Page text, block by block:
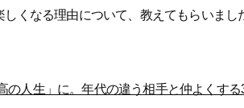
くなる理由について、教えてもらいまし
の人生」に。年代の違う相手と仲よくする